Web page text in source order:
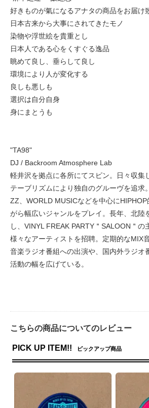
好きものが氣になるアナタの商品をお届け
日本古来から大事にされてきたモノ
染物や浮世絵を貴重とし
日本人である心をくすぐる逸品
眺めて良し、垂らして良し
環境により人が変化する
良しも悪しも
選択は自分自身
身にまとうも
"TA98"
DJ / Backroom Atmosphere Lab
軽井沢を拠点に各所にてスピン。日々収集
テーブリズムにより独自のグルーヴを追求
ZZ、WORLD MUSICなどを中心に
がら幅広いジャンルをプレイ。長年、北陸
し、VINYL FREAK PARTY＂SALOON＂
様々なアーティストを招聘。定期的なMIX
音楽ラジオ番組への出演や、国内外ラジオ
活動の幅を広げている。
こちらの商品についてのレビュー
PICK UP ITEM!! ピックアップ商品